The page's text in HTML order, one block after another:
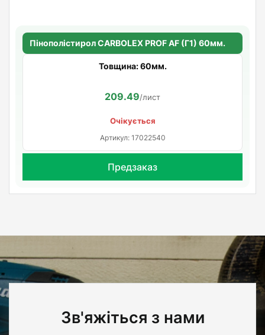
Пінополістирол CARBOLEX PROF AF (Г1) 60мм.
Товщина: 60мм.
209.49/лист
Очікується
Артикул: 17022540
Предзаказ
Зв'яжіться з нами